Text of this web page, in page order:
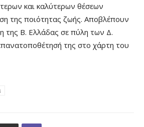
και καλύτερων θέσεων
της ποιότητας ζωής. Αποβλέπουν
της Β. Ελλάδας σε πύλη των Δ.
της στο χάρτη του